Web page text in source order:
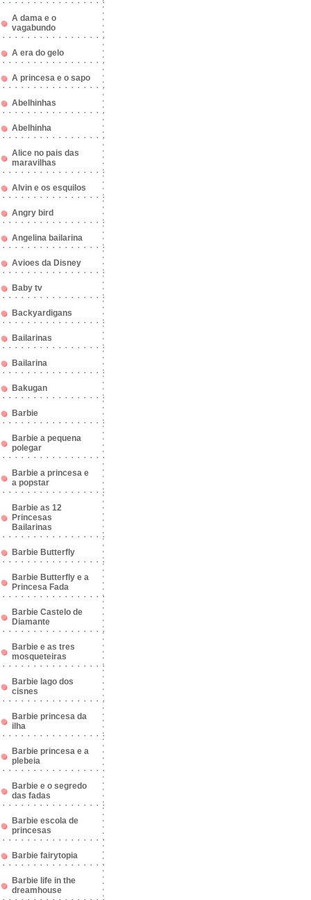
A dama e o
vagabundo
A era do gelo
A princesa e o sapo
Abelhinhas
Abelhinha
Alice no pais das
maravilhas
Alvin e os esquilos
Angry bird
Angelina bailarina
Avioes da Disney
Baby tv
Backyardigans
Bailarinas
Bailarina
Bakugan
Barbie
Barbie a pequena
polegar
Barbie a princesa e
a popstar
Barbie as 12
Princesas
Bailarinas
Barbie Butterfly
Barbie Butterfly e a
Princesa Fada
Barbie Castelo de
Diamante
Barbie e as tres
mosqueteiras
Barbie lago dos
cisnes
Barbie princesa da
ilha
Barbie princesa e a
plebeia
Barbie e o segredo
das fadas
Barbie escola de
princesas
Barbie fairytopia
Barbie life in the
dreamhouse